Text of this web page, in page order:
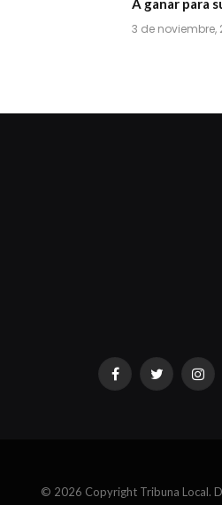
A ganar para
3 de noviembre,
FacebookTwitter
© 2026 Copyright Tribuna Local.